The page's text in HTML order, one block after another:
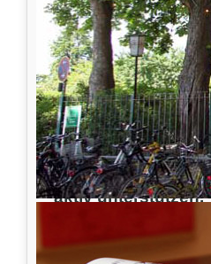
unterschiedliche
Gunsten der Tiere
AmSamstag
und Sonntag von
erwarten wir
Tierfreunde,
von
aktiv unterstützen.